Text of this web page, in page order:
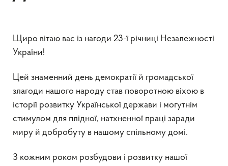
Щиро вітаю вас із нагоди 23-ї річниці Незалежності
України!
Цей знаменний день демократії й громадської
злагоди нашого народу став поворотною віхою в
історії розвитку Української держави і могутнім
стимулом для плідної, натхненної праці заради
миру й добробуту в нашому спільному домі.
З кожним роком розбудови і розвитку нашої